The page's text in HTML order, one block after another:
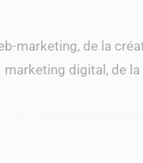
marketing, de la
marketing digital, de